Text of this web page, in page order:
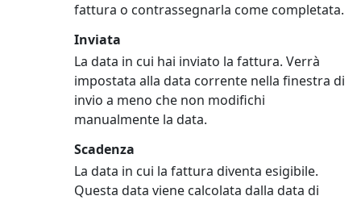
fattura o contrassegnarla come completata.
Inviata
La data in cui hai inviato la fattura. Verrà
impostata alla data corrente nella finestra di
invio a meno che non modifichi
manualmente la data.
Scadenza
La data in cui la fattura diventa esigibile.
Questa data viene calcolata dalla data di